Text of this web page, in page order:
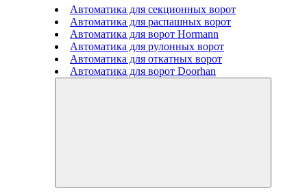
Автоматика для секционных ворот
Автоматика для распашных ворот
Автоматика для ворот Hormann
Автоматика для рулонных ворот
Автоматика для откатных ворот
Автоматика для ворот Doorhan